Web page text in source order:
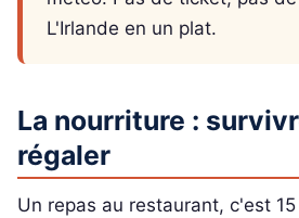
L'Irlande en un plat.
La nourriture :
régaler
Un repas au restaurant, c'est